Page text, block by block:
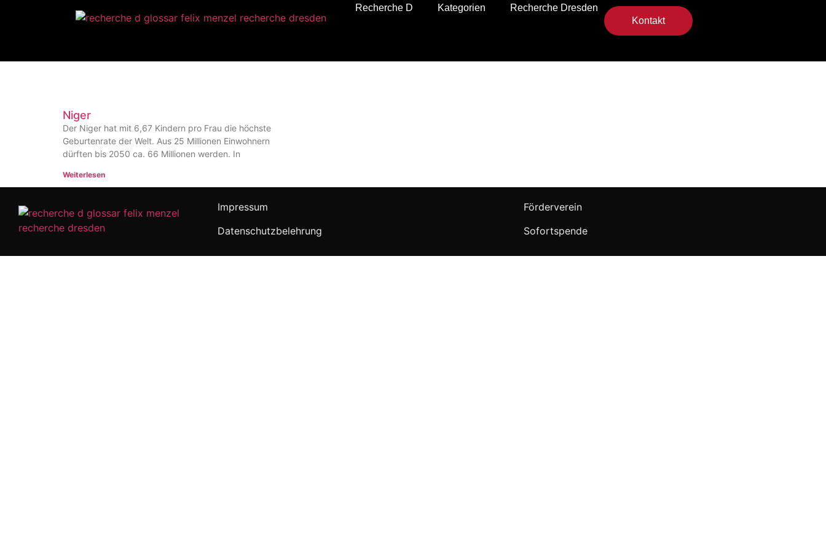
Kontakt
Recherche D Kategorien Recherche Dresden
Niger
Der Niger hat mit 6,67 Kindern pro Frau die höchste
Geburtenrate der Welt. Aus 25 Millionen Einwohnern
dürften bis 2050 ca. 66 Millionen werden. In
Weiterlesen
Impressum
Datenschutzbelehrung
Förderverein
Sofortspende